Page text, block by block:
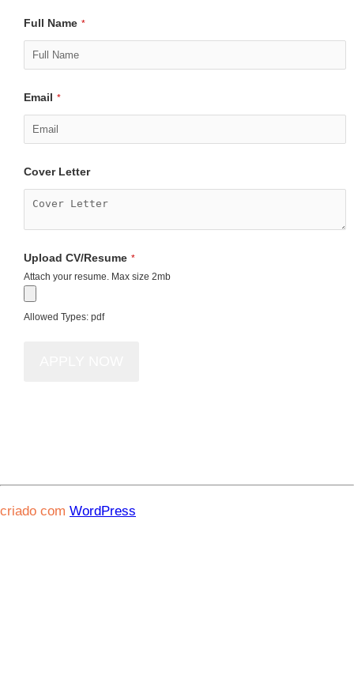
Full Name *
Email *
Cover Letter
Upload CV/Resume *
Attach your resume. Max size 2mb
Allowed Types: pdf
criado com WordPress